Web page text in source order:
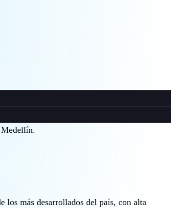
Medellín.
los más desarrollados del país, con alta